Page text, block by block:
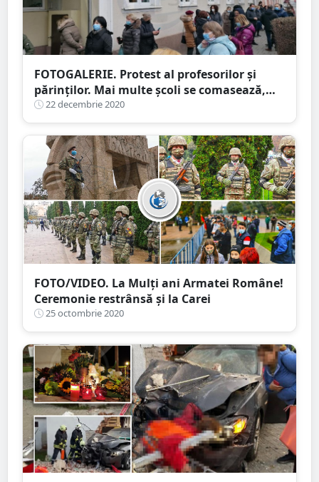
FOTOGALERIE. Protest al profesorilor și
părinților. Mai multe școli se comasează,
unii dascăli riscă să rămân pe drumuri
22 decembrie 2020
FOTO/VIDEO. La Mulţi ani Armatei Române!
Ceremonie restrânsă și la Carei
25 octombrie 2020